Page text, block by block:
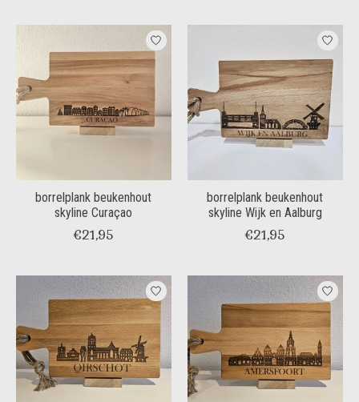
borrelplank beukenhout
skyline Curaçao
€21,95
borrelplank beukenhout
skyline Wijk en Aalburg
€21,95